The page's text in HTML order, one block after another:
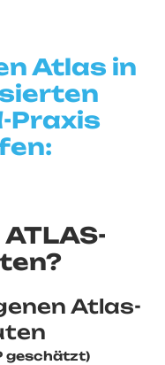
Atlas in
Praxis
Atlas-
geschätzt)